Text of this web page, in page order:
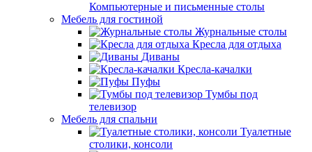
Компьютерные и письменные столы
Мебель для гостиной
Журнальные столы
Кресла для отдыха
Диваны
Кресла-качалки
Пуфы
Тумбы под
телевизор
Мебель для спальни
Туалетные
столики, консоли